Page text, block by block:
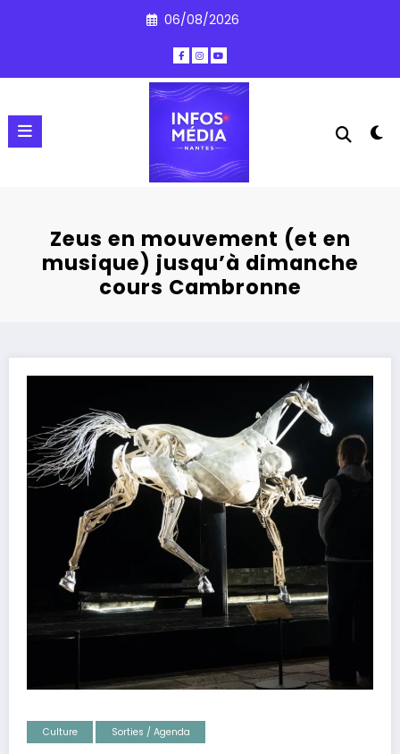
06/08/2026
Zeus en mouvement (et en
musique) jusqu’à dimanche
cours Cambronne
Culture Sorties / Agenda